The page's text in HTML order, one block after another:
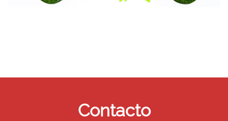
Contacto